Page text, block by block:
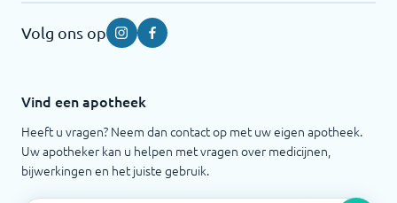
Volg ons op InstagramFacebook
Vind een apotheek
Heeft u vragen? Neem dan contact op met uw eigen apotheek.
Uw apotheker kan u helpen met vragen over medicijnen,
bijwerkingen en het juiste gebruik.